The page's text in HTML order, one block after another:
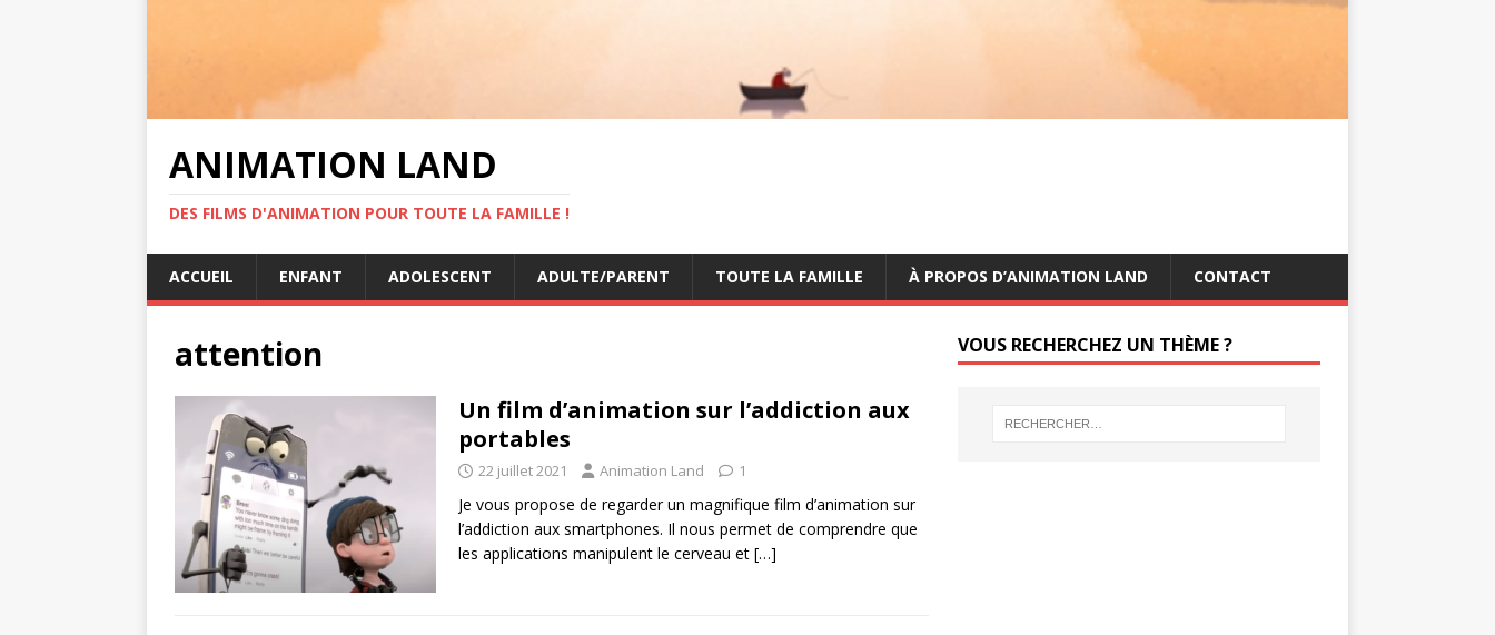
ANIMATION LAND
DES FILMS D'ANIMATION POUR TOUTE LA FAMILLE !
ACCUEIL ENFANT ADOLESCENT ADULTE/PARENT TOUTE LA FAMILLE À PROPOS D’ANIMATION LAND CONTACT
attention
Un film d’animation sur l’addiction aux
portables
22 juillet 2021 Animation Land 1
Je vous propose de regarder un magnifique film d’animation sur
l’addiction aux smartphones. Il nous permet de comprendre que
les applications manipulent le cerveau et […]
VOUS RECHERCHEZ UN THÈME ?